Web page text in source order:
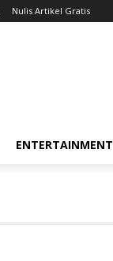
Nulis Artikel Gratis
ENTERTAINMENT